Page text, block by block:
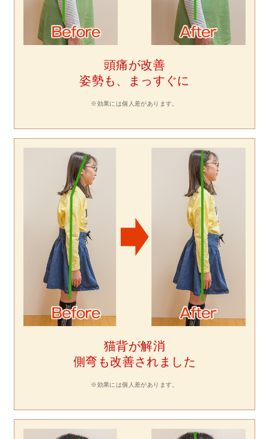
頭痛が改善
姿勢も、まっすぐに
※効果には個人差があります。
猫背が解消
側弯も改善されました
※効果には個人差があります。